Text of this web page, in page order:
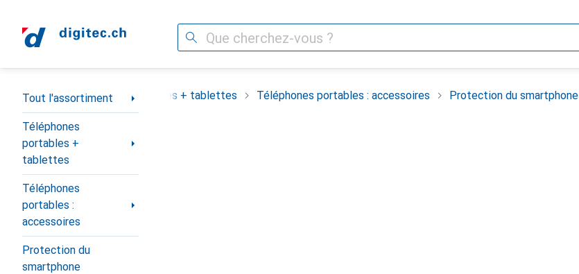
Recherche
Navigation par catégorie
Tout l'assortiment
Téléphones
portables +
tablettes
Téléphones
portables :
accessoires
Protection du
smartphone
Téléphones portables + tablettes Téléphones portables : accessoires Protection du smartphone